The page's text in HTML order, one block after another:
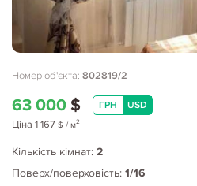
Номер об'єкта: 802819/2
63 000 $ ГРН USD
Ціна 1 167 $ / м2
Кількість кімнат: 2
Поверх/поверховість: 1/16